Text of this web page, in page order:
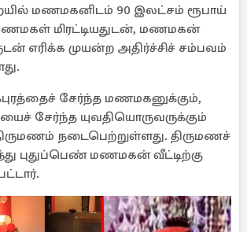
மணமகனிடம் 90 இலட்சம் ரூபாய்
மிரட்டியதுடன், மணமகன்
எரிக்க முயன்ற அதிர்ச்சிச் சம்பவம்
சேர்ந்த மணமகனுக்கும்,
சேர்ந்த யுவதியொருவருக்கும்
நடைபெற்றுள்ளது. திருமணச்
புதுப்பெண் மணமகன் வீட்டிற்கு